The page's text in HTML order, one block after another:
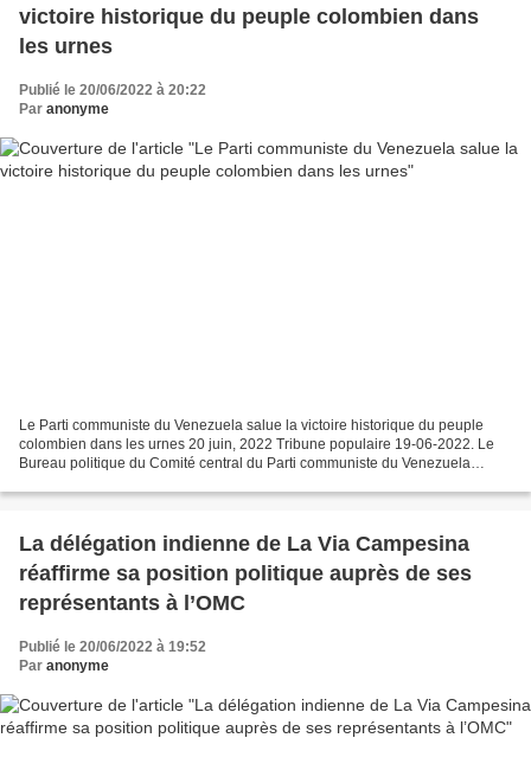
victoire historique du peuple colombien dans
les urnes
Publié le 20/06/2022 à 20:22
Par anonyme
Le Parti communiste du Venezuela salue la victoire historique du peuple
colombien dans les urnes 20 juin, 2022 Tribune populaire 19-06-2022. Le
Bureau politique du Comité central du Parti communiste du Venezuela
La délégation indienne de La Via Campesina
réaffirme sa position politique auprès de ses
représentants à l’OMC
Publié le 20/06/2022 à 19:52
Par anonyme